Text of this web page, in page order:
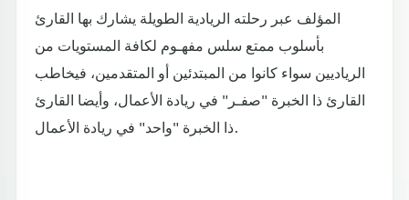
المؤلف عبر رحلته الريادية الطويلة يشارك بها القارئ
بأسلوب ممتع سلس مفهـوم لكافة المستويات من
الرياديين سواء كانوا من المبتدئين أو المتقدمين، فيخاطب
القارئ ذا الخبرة "صفـر" في ريادة الأعمال، وأيضا القارئ
ذا الخبرة "واحد" في ريادة الأعمال.